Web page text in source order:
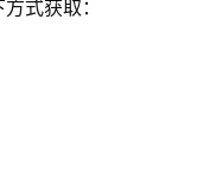
式获取：